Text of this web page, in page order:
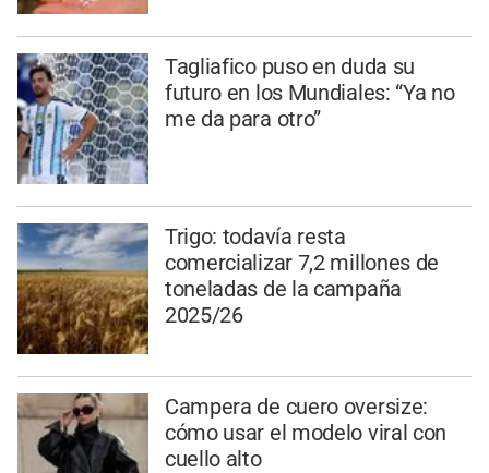
Tagliafico puso en duda su
futuro en los Mundiales: “Ya no
me da para otro”
Trigo: todavía resta
comercializar 7,2 millones de
toneladas de la campaña
2025/26
Campera de cuero oversize:
cómo usar el modelo viral con
cuello alto